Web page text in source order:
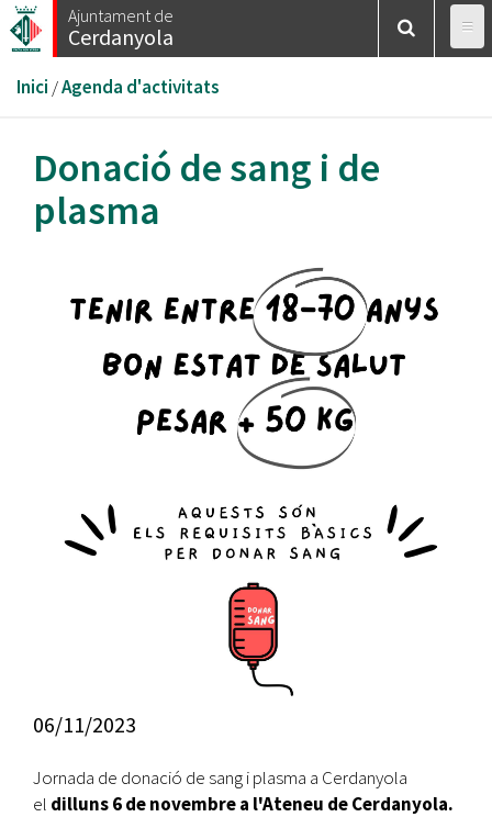
Vés
al
Ajuntament de
Cerdanyola
Esteu
aquí
Inici /Agenda d'activitats
Donació de sang i de
plasma
06/11/2023
Jornada de donació de sang i plasma a Cerdanyola
el dilluns 6 de novembre a l'Ateneu de Cerdanyola.